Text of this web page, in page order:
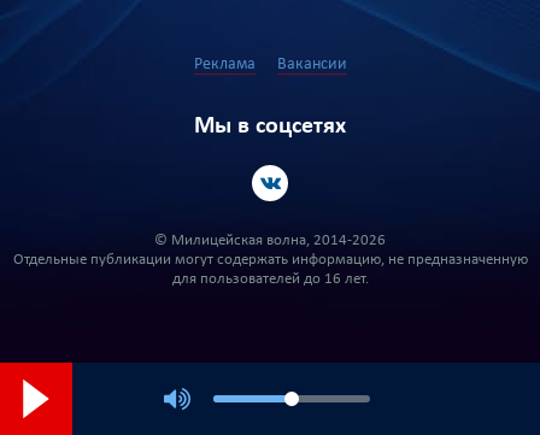
Реклама Вакансии
Мы в соцсетях
© Милицейская волна, 2014-2026
Отдельные публикации могут содержать информацию, не предназначенную
для пользователей до 16 лет.